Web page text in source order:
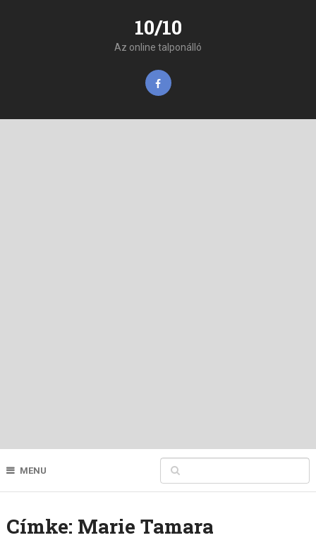
10/10
Az online talponálló
MENU
Címke: Marie Tamara